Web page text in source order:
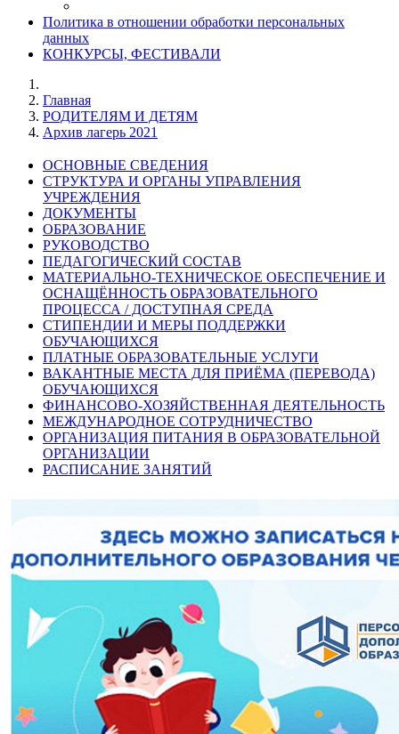
Политика в отношении обработки персональных
данных
КОНКУРСЫ, ФЕСТИВАЛИ
Главная
РОДИТЕЛЯМ И ДЕТЯМ
Архив лагерь 2021
ОСНОВНЫЕ СВЕДЕНИЯ
СТРУКТУРА И ОРГАНЫ УПРАВЛЕНИЯ
УЧРЕЖДЕНИЯ
ДОКУМЕНТЫ
ОБРАЗОВАНИЕ
РУКОВОДСТВО
ПЕДАГОГИЧЕСКИЙ СОСТАВ
МАТЕРИАЛЬНО-ТЕХНИЧЕСКОЕ ОБЕСПЕЧЕНИЕ И
ОСНАЩЁННОСТЬ ОБРАЗОВАТЕЛЬНОГО
ПРОЦЕССА / ДОСТУПНАЯ СРЕДА
СТИПЕНДИИ И МЕРЫ ПОДДЕРЖКИ
ОБУЧАЮЩИХСЯ
ПЛАТНЫЕ ОБРАЗОВАТЕЛЬНЫЕ УСЛУГИ
ВАКАНТНЫЕ МЕСТА ДЛЯ ПРИЁМА (ПЕРЕВОДА)
ОБУЧАЮЩИХСЯ
ФИНАНСОВО-ХОЗЯЙСТВЕННАЯ ДЕЯТЕЛЬНОСТЬ
МЕЖДУНАРОДНОЕ СОТРУДНИЧЕСТВО
ОРГАНИЗАЦИЯ ПИТАНИЯ В ОБРАЗОВАТЕЛЬНОЙ
ОРГАНИЗАЦИИ
РАСПИСАНИЕ ЗАНЯТИЙ